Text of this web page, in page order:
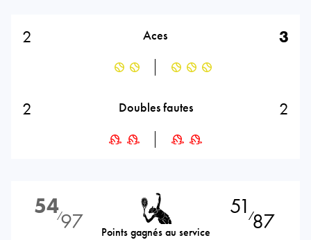
2 Aces 3
2 Doubles fautes 2
54⁄97 Points gagnés au service
51 ⁄87